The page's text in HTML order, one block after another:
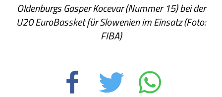
Oldenburgs Gasper Kocevar (Nummer 15) bei der
U20 EuroBassket für Slowenien im Einsatz (Foto:
FIBA)